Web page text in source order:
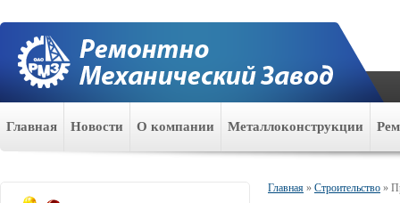
Главная Новости О компании Металлоконструкции
Главная » Строительство »